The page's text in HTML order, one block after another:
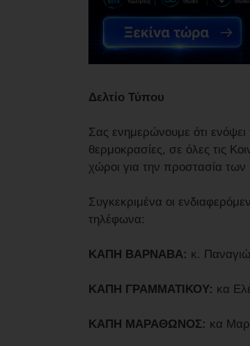
Δελτίο Τύπου
Σας ενημερώνουμε ότι ενόψει
θερμοκρασίες, σε όλες τις
χώροι για την προστασία
Συγκεκριμένα οι
τηλέφωνα:
ΚΑΠΗ ΒΑΡΝΑΒΑ: κ.
ΚΑΠΗ ΓΡΑΜΜΑΤΙΚΟΥ: κα
ΚΑΠΗ ΜΑΡΑΘΩΝΟΣ: κα